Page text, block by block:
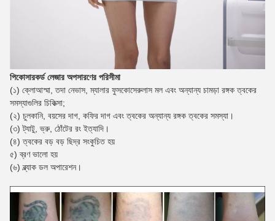
পিকোসারকর্ড লেজার অপসারণের পরিসীমা
(১) ক্লোআস্মা, তদা নেভাস, ম্যালার ফুসকোসেরুলাস মল এবং অন্যান্য চামড়া রঙ্গক ত্বকের
সমস্যাগুলির চিকিত্সা;
(২) চুলকানি, বয়সের দাগ, কফির দাগ এবং ত্বকের অন্যান্য রঙ্গক ত্বকের সমস্যা।
(৩) ট্যাটু, ভ্রু, ঠোঁটের রং ইত্যাদি।
(৪) ত্বকের বড় বড় ছিদ্র সংকুচিত হয়
৫) ব্রণ ভালো হয়
(৬) ব্ল্যাক ডল অপারেশন।